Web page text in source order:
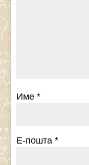
Име*
Е-пошта*